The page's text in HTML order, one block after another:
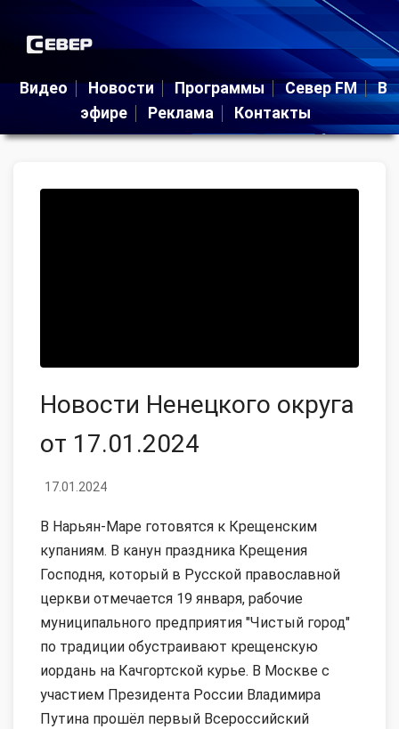
Видео Новости Программы Север FM
В
эфире
Реклама Контакты
Новости Ненецкого округа
от 17.01.2024
17.01.2024
В Нарьян-Маре готовятся к Крещенским
купаниям. В канун праздника Крещения
Господня, который в Русской православной
церкви отмечается 19 января, рабочие
муниципального предприятия "Чистый город"
по традиции обустраивают крещенскую
иордань на Качгортской курье. В Москве с
участием Президента России Владимира
Путина прошёл первый Всероссийский